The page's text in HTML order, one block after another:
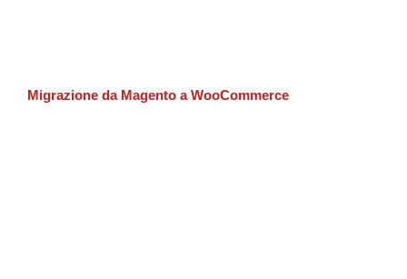
Migrazione da Magento a WooCommerce